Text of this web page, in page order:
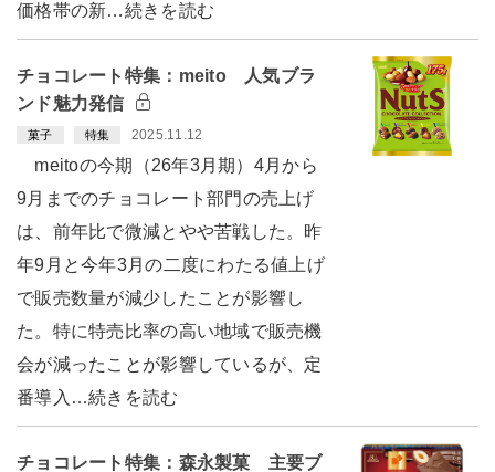
価格帯の新…続きを読む
チョコレート特集：meito 人気ブラ
ンド魅力発信
菓子 特集 2025.11.12
meitoの今期（26年3月期）4月から
9月までのチョコレート部門の売上げ
は、前年比で微減とやや苦戦した。昨
年9月と今年3月の二度にわたる値上げ
で販売数量が減少したことが影響し
た。特に特売比率の高い地域で販売機
会が減ったことが影響しているが、定
番導入…続きを読む
チョコレート特集：森永製菓 主要ブ